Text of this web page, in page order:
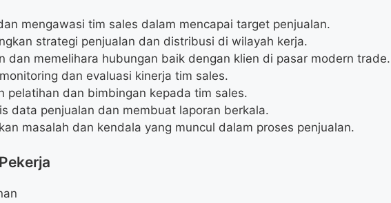
mengawasi tim sales dalam mencapai target penjualan.
strategi penjualan dan distribusi di wilayah kerja.
dan memelihara hubungan baik dengan klien di pasar modern trade.
dan evaluasi kinerja tim sales.
pelatihan dan bimbingan kepada tim sales.
data penjualan dan membuat laporan berkala.
masalah dan kendala yang muncul dalam proses penjualan.